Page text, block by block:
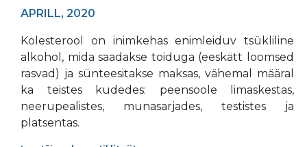
APRILL, 2020
Kolesterool on inimkehas enimleiduv tsükliline
alkohol, mida saadakse toiduga (eeskätt loomsed
rasvad) ja sünteesitakse maksas, vähemal määral
ka teistes kudedes: peensoole limaskestas,
neerupealistes, munasarjades, testistes ja
platsentas.